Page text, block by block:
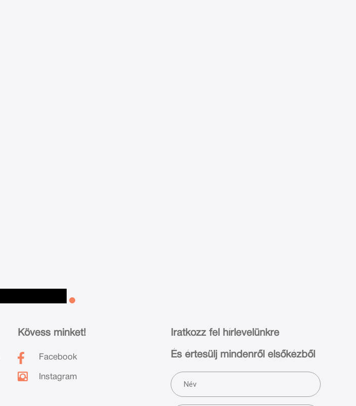
Kövess minket!
Facebook
Instagram
Iratkozz fel hírlevelünkre
És értesülj mindenről elsőkézből